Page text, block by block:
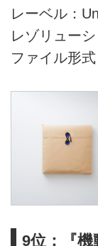
レーベル：
レゾリュー
ファイル形
9位：『